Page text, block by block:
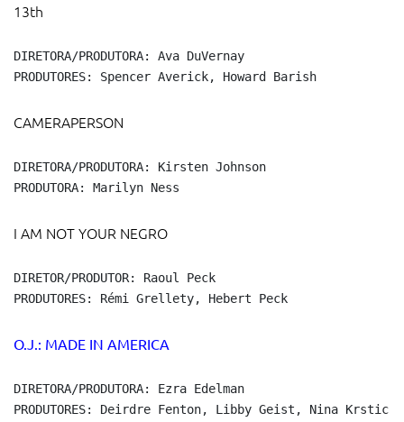
13th
DIRETORA/PRODUTORA: Ava DuVernay
PRODUTORES: Spencer Averick, Howard Barish
CAMERAPERSON
DIRETORA/PRODUTORA: Kirsten Johnson
PRODUTORA: Marilyn Ness
I AM NOT YOUR NEGRO
DIRETOR/PRODUTOR: Raoul Peck
PRODUTORES: Rémi Grellety, Hebert Peck
O.J.: MADE IN AMERICA
DIRETORA/PRODUTORA: Ezra Edelman
PRODUTORES: Deirdre Fenton, Libby Geist, Nina Krstic,